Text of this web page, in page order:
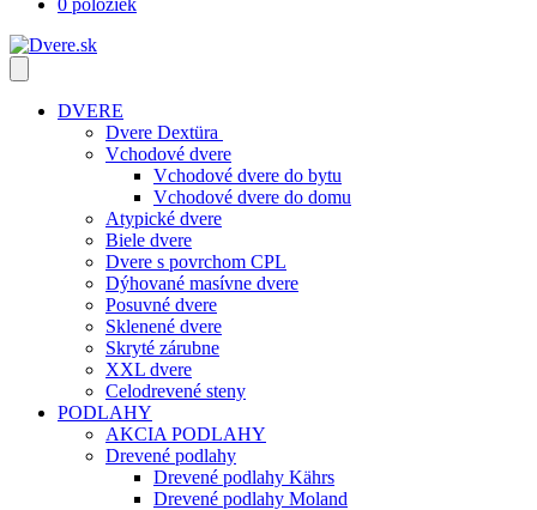
0 položiek
DVERE
Dvere Dextüra
Vchodové dvere
Vchodové dvere do bytu
Vchodové dvere do domu
Atypické dvere
Biele dvere
Dvere s povrchom CPL
Dýhované masívne dvere
Posuvné dvere
Sklenené dvere
Skryté zárubne
XXL dvere
Celodrevené steny
PODLAHY
AKCIA PODLAHY
Drevené podlahy
Drevené podlahy Kährs
Drevené podlahy Moland